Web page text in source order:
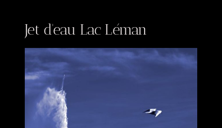
Jet d'eau Lac Léman